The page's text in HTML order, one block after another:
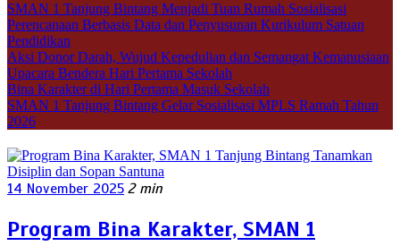
SMAN 1 Tanjung Bintang Menjadi Tuan Rumah Sosialisasi
Perencanaan Berbasis Data dan Penyusunan Kurikulum Satuan
Pendidikan
Aksi Donor Darah, Wujud Kepedulian dan Semangat Kemanusiaan
Upacara Bendera Hari Pertama Sekolah
Bina Karakter di Hari Pertama Masuk Sekolah
SMAN 1 Tanjung Bintang Gelar Sosialisasi MPLS Ramah Tahun
2026
14 November 2025 2 min
Program Bina Karakter, SMAN 1